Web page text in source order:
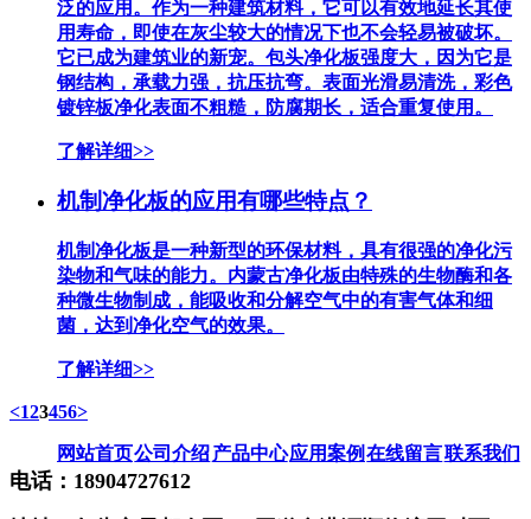
泛的应用。作为一种建筑材料，它可以有效地延长其使
用寿命，即使在灰尘较大的情况下也不会轻易被破坏。
它已成为建筑业的新宠。包头净化板强度大，因为它是
钢结构，承载力强，抗压抗弯。表面光滑易清洗，彩色
镀锌板净化表面不粗糙，防腐期长，适合重复使用。
了解详细>>
机制净化板的应用有哪些特点？
机制净化板是一种新型的环保材料，具有很强的净化污
染物和气味的能力。内蒙古净化板由特殊的生物酶和各
种微生物制成，能吸收和分解空气中的有害气体和细
菌，达到净化空气的效果。
了解详细>>
<123456>
网站首页公司介绍产品中心应用案例 在线留言联系我们
电话：18904727612